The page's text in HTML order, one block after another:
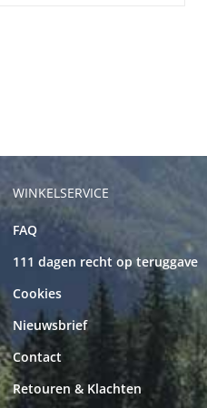
WINKELSERVICE
FAQ
111 dagen recht op teruggave
Cookies
Nieuwsbrief
Contact
Retouren & Klachten